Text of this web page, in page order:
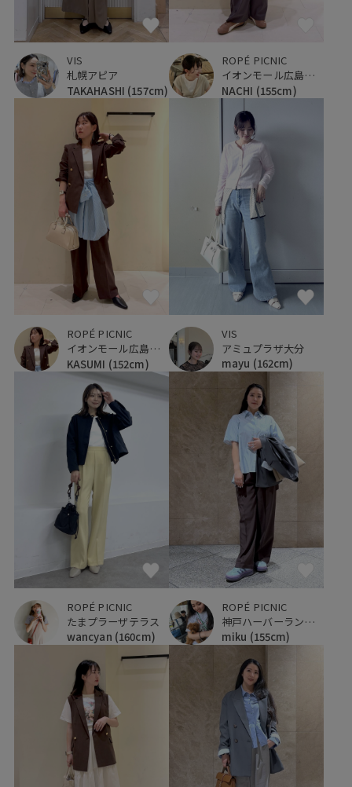
VIS
札幌アピア
TAKAHASHI (157cm)
ROPÉ PICNIC
イオンモール広島府中
NACHI (155cm)
ROPÉ PICNIC
イオンモール広島府中
KASUMI (152cm)
VIS
アミュプラザ大分
mayu (162cm)
ROPÉ PICNIC
たまプラーザテラス
wancyan (160cm)
ROPÉ PICNIC
神戸ハーバーランドumie
miku (155cm)